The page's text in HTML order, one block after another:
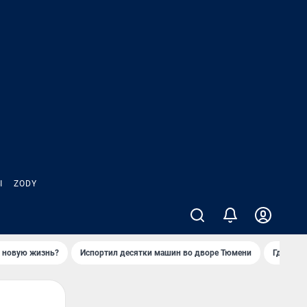
ZODY
новую жизнь? Испортил десятки машин во дворе Тюмени Где